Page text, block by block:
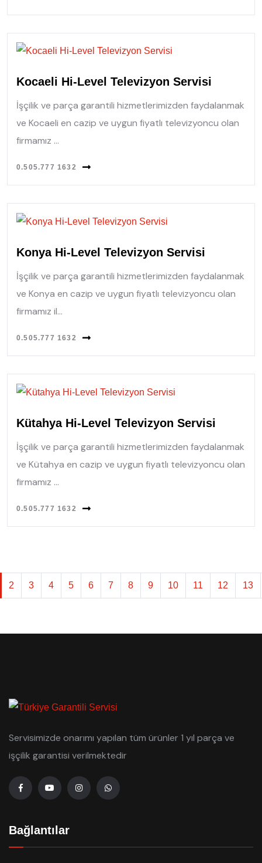
Kocaeli Hi-Level Televizyon Servisi
İşçilik ve parça garantili hizmetlerimizden faydalanmak
ve Kocaeli en cazip ve uygun fiyatlı televizyoncu olan
firmamız ...
0.505.777 1632
Konya Hi-Level Televizyon Servisi
İşçilik ve parça garantili hizmetlerimizden faydalanmak
ve Konya en cazip ve uygun fiyatlı televizyoncu olan
firmamız il...
0.505.777 1632
Kütahya Hi-Level Televizyon Servisi
İşçilik ve parça garantili hizmetlerimizden faydalanmak
ve Kütahya en cazip ve uygun fiyatlı televizyoncu olan
firmamız ...
0.505.777 1632
2 3 4 5 6 7 8 9 10 11 12 13
Servisimizde onarımı yapılan tüm ürünler 1 yıl parça ve
işçilik garantisi verilmektedir
Bağlantılar